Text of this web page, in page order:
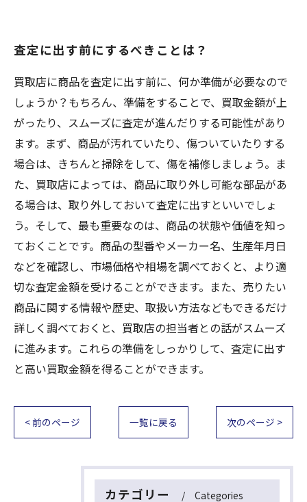
査定に出す前にするべきことは？
買取店に商品を査定に出す前に、何か準備が必要なので
しょうか？もちろん、準備をすることで、買取金額が上
がったり、スムーズに査定が進んだりする可能性があり
ます。まず、商品が汚れていたり、傷ついていたりする
場合は、きちんと掃除をして、傷を補修しましょう。ま
た、買取店によっては、商品に取り外し可能な部品があ
る場合は、取り外しておいて査定に出すといいでしょ
う。そして、最も重要なのは、商品の状態や価値を知っ
ておくことです。商品の型番やメーカー名、生産年月日
などを確認し、市場価格や相場を調べておくと、より適
切な査定金額を受けることができます。また、売りたい
商品に関する情報や歴史、取扱い方法などもできるだけ
詳しく調べておくと、買取店の担当者との話がスムーズ
に進みます。これらの準備をしっかりして、査定に出す
と高い買取金額を得ることができます。
< 前のページ 一覧に戻る 次のページ >
カテゴリー Categories